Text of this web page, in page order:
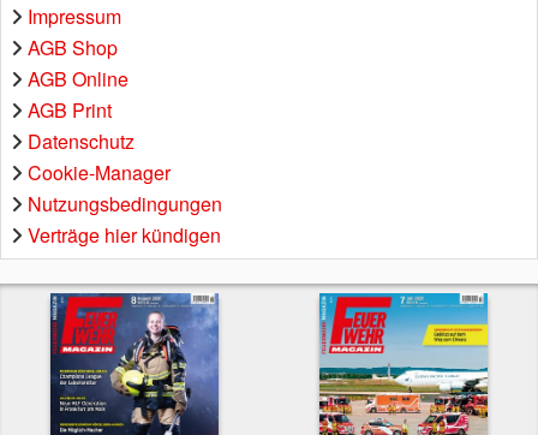
Impressum
AGB Shop
AGB Online
AGB Print
Datenschutz
Cookie-Manager
Nutzungsbedingungen
Verträge hier kündigen